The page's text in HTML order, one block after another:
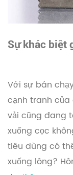
Sự khác biệt
Với sự bán
cạnh tranh của
vải cũng đang
xuống cọc
tiêu dùng có
xuống lông?